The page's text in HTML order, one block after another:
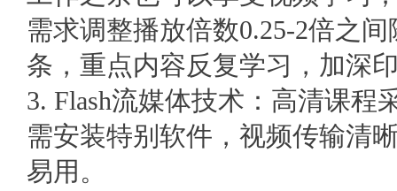
需求调整播放倍数0.25-2倍之
条，重点内容反复学习，加深
3. Flash流媒体技术：高清课程
需安装特别软件，视频传输清
易用。